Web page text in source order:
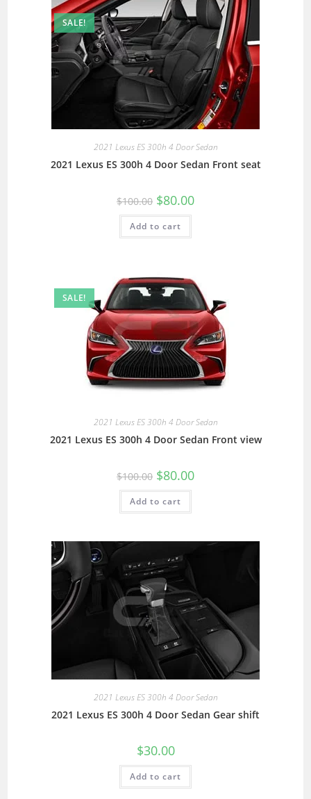
SALE!
2021 Lexus ES 300h 4 Door Sedan
2021 Lexus ES 300h 4 Door Sedan Front seat
$100.00 $80.00
Add to cart
SALE!
2021 Lexus ES 300h 4 Door Sedan
2021 Lexus ES 300h 4 Door Sedan Front view
$100.00 $80.00
Add to cart
2021 Lexus ES 300h 4 Door Sedan
2021 Lexus ES 300h 4 Door Sedan Gear shift
$30.00
Add to cart